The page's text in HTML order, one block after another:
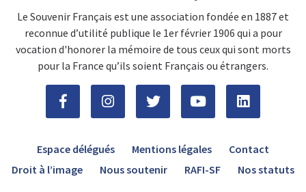
Le Souvenir Français est une association fondée en 1887 et
reconnue d’utilité publique le 1er février 1906 qui a pour
vocation d'honorer la mémoire de tous ceux qui sont morts
pour la France qu’ils soient Français ou étrangers.
Espace délégués Mentions légales
Contact
Droit à l’image
Nous soutenir RAFI-SF Nos statuts